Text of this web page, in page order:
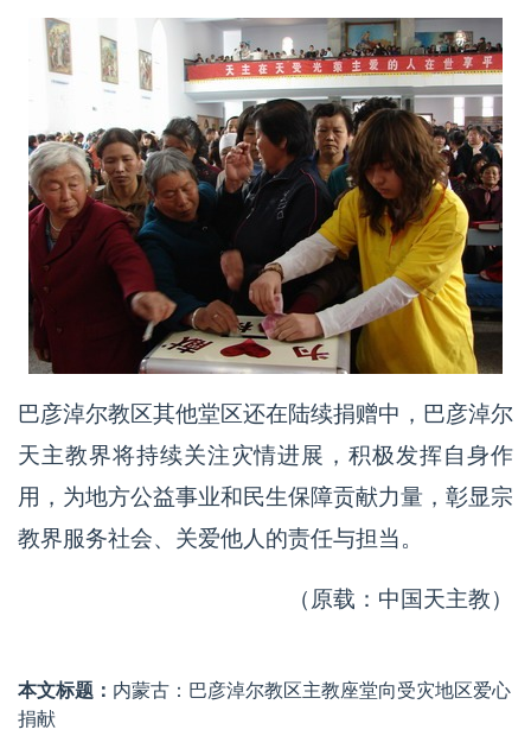
巴彦淖尔教区其他堂区还在陆续捐赠中，巴彦淖尔
天主教界将持续关注灾情进展，积极发挥自身作
用，为地方公益事业和民生保障贡献力量，彰显宗
教界服务社会、关爱他人的责任与担当。
（原载：中国天主教）
本文标题： 内蒙古：巴彦淖尔教区主教座堂向受灾地区爱心
捐献